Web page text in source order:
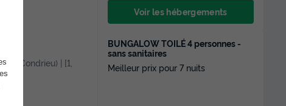
Voir les hébergements
de Condrieu) | [1,
BUNGALOW TOILÉ 4 personnes -
sans sanitaires
Meilleur prix pour 7 nuits